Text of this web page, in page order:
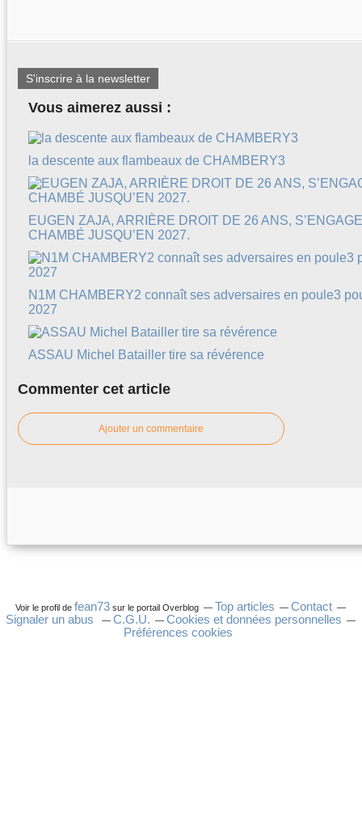
S'inscrire à la newsletter
Vous aimerez aussi :
la descente aux flambeaux de CHAMBERY3
EUGEN ZAJA, ARRIÈRE DROIT DE 26 ANS,
CHAMBÉ JUSQU’EN 2027.
N1M CHAMBERY2 connaît ses adversaires en poule3
2027
ASSAU Michel Batailler tire sa révérence
Commenter cet article
Ajouter un commentaire
Voir le profil defean73 sur le portail Overblog Top articles
Contact
Signaler un abus
C.G.U.
Cookies et données personnelles
Préférences cookies